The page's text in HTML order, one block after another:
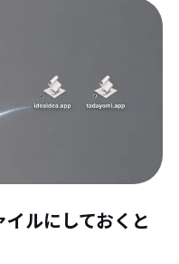
ルにしておくと